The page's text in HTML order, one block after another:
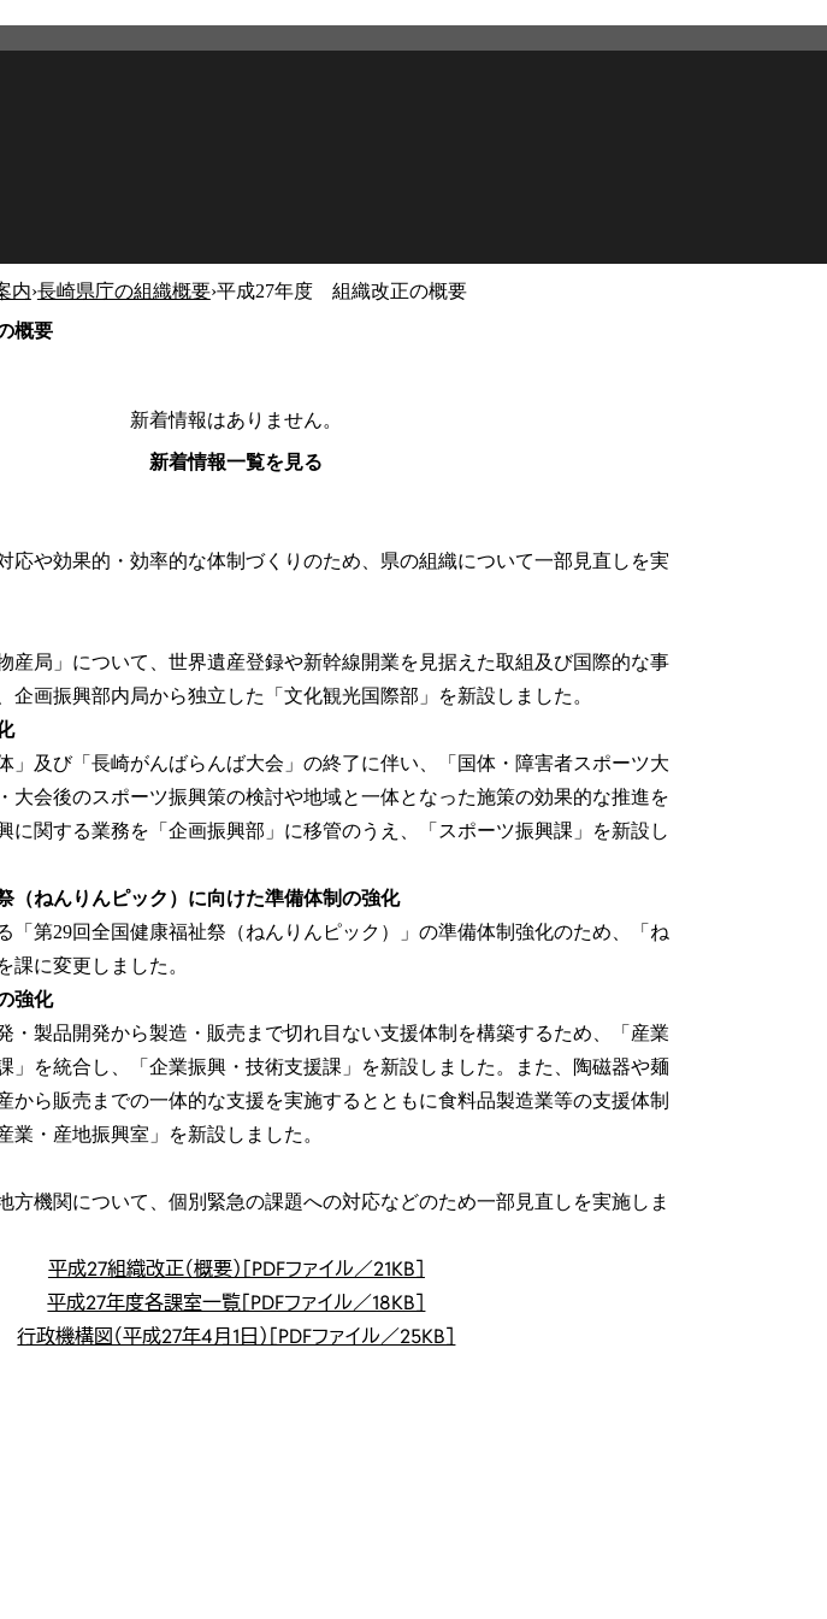
内›長崎県庁の組織概要›平成27年度 組織改正の概要
概要
新着情報はありません。
新着情報一覧を見る
応や効果的・効率的な体制づくりのため、県の組織について一部見直しを実
産局」について、世界遺産登録や新幹線開業を見据えた取組及び国際的な事
企画振興部内局から独立した「文化観光国際部」を新設しました。
」及び「長崎がんばらんば大会」の終了に伴い、「国体・障害者スポーツ大
大会後のスポーツ振興策の検討や地域と一体となった施策の効果的な推進を
に関する業務を「企画振興部」に移管のうえ、「スポーツ振興課」を新設し
（ねんりんピック）に向けた準備体制の強化
「第29回全国健康福祉祭（ねんりんピック）」の準備体制強化のため、「ね
課に変更しました。
強化
・製品開発から製造・販売まで切れ目ない支援体制を構築するため、「産業
」を統合し、「企業振興・技術支援課」を新設しました。また、陶磁器や麺
から販売までの一体的な支援を実施するとともに食料品製造業等の支援体制
業・産地振興室」を新設しました。
方機関について、個別緊急の課題への対応などのため一部見直しを実施しま
平成27組織改正（概要）［PDFファイル／21KB］
平成27年度各課室一覧［PDFファイル／18KB］
行政機構図（平成27年4月1日）［PDFファイル／25KB］